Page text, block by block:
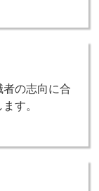
の志向に合
す。